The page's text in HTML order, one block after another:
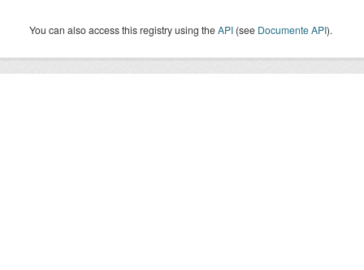
You can also access this registry using theAPI (see Documente API).